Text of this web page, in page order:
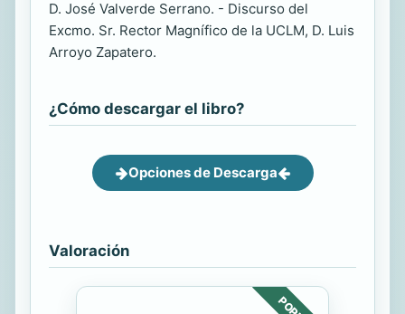
D. José Valverde Serrano. - Discurso del
Excmo. Sr. Rector Magnífico de la UCLM, D. Luis
Arroyo Zapatero.
¿Cómo descargar el libro?
Opciones de Descarga
Valoración